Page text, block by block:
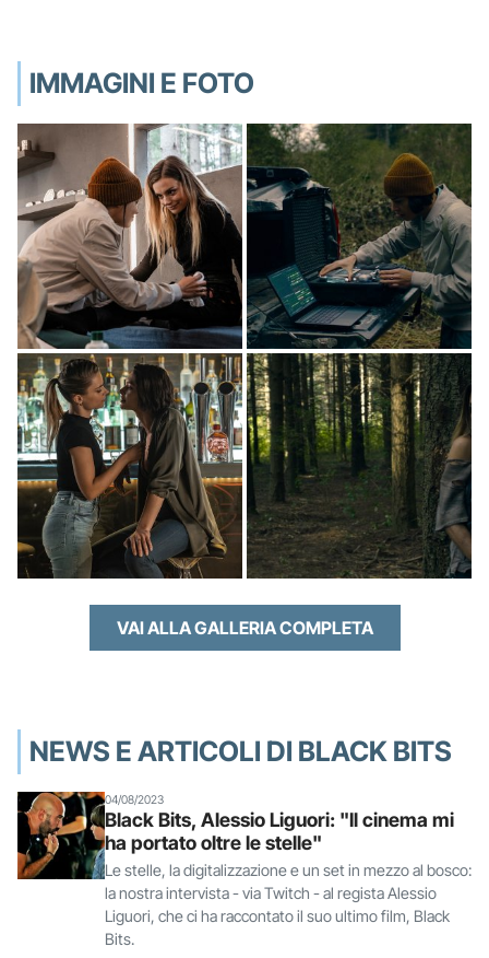
IMMAGINI E FOTO
VAI ALLA GALLERIA COMPLETA
NEWS E ARTICOLI DI BLACK BITS
04/08/2023
Black Bits, Alessio Liguori: "Il cinema mi
ha portato oltre le stelle"
Le stelle, la digitalizzazione e un set in mezzo al bosco:
la nostra intervista - via Twitch - al regista Alessio
Liguori, che ci ha raccontato il suo ultimo film, Black
Bits.